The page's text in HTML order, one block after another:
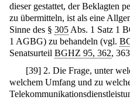
dieser gestattet, der Beklagten
zu übermitteln, ist als eine
Sinne des § 305 Abs. 1 Satz 1
1 AGBG) zu behandeln (vgl.
Senatsurteil BGHZ 95, 362,
[39] 2. Die Frage, unter
welchem Umfang und zu